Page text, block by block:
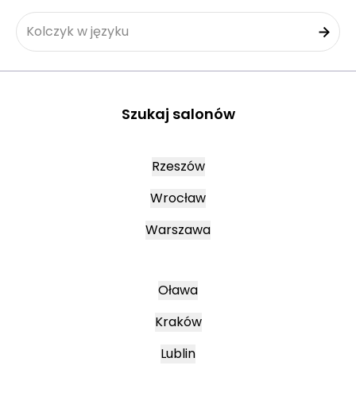
Kolczyk w języku
Szukaj salonów
Rzeszów
Wrocław
Warszawa
Oława
Kraków
Lublin